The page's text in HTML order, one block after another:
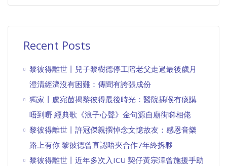
Recent Posts
黎彼得離世丨兒子黎樹德停工陪老父走過最後歲月
澄清經濟沒有困難：傳聞有誇張成份
獨家丨盧宛茵揭黎彼得最後時光：醫院插喉有痰講
唔到嘢 經典歌《浪子心聲》金句源自廟街睇相佬
黎彼得離世丨許冠傑親撰悼念文憶故友：感恩音樂
路上有你 黎彼德曾直認唔夾合作7年終拆夥
黎彼得離世丨近年多次入ICU 契仔黃宗澤曾施援手助